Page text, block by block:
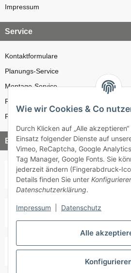
Impressum
Service
Kontaktformulare
Planungs-Service
Montage-Service
Reparatur-Service
Retouren-Service
Bezahlung & Versand
Alle
Wie wir Cookies & Co
Durch Klicken auf „Alle
Einsatz folgender Dienste auf
Vimeo, ReCaptcha, Google
Tag Manager, Google Fonts. Sie
jederzeit ändern (Fingerabdruck-
Details finden Sie unter
Datenschutzerklärung.
Impressum Datenschutz